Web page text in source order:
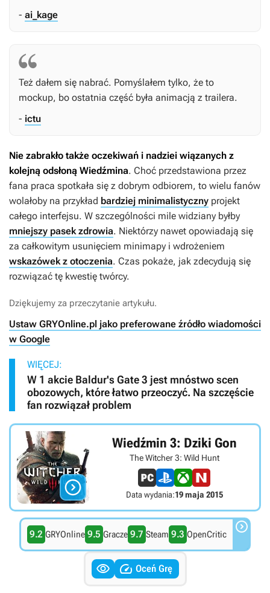
- ai_kage
Też dałem się nabrać. Pomyślałem tylko, że to
mockup, bo ostatnia część była animacją z trailera.
- ictu
Nie zabrakło także oczekiwań i nadziei wiązanych z
kolejną odsłoną Wiedźmina. Choć przedstawiona przez
fana praca spotkała się z dobrym odbiorem, to wielu fanów
wolałoby na przykład bardziej minimalistyczny projekt
całego interfejsu. W szczególności mile widziany byłby
mniejszy pasek zdrowia. Niektórzy nawet opowiadają się
za całkowitym usunięciem minimapy i wdrożeniem
wskazówek z otoczenia. Czas pokaże, jak zdecydują się
rozwiązać tę kwestię twórcy.
Dziękujemy za przeczytanie artykułu.
Ustaw GRYOnline.pl jako preferowane źródło wiadomości
w Google
WIĘCEJ:
W 1 akcie Baldur's Gate 3 jest mnóstwo scen
obozowych, które łatwo przeoczyć. Na szczęście
fan rozwiązał problem

Wiedźmin 3: Dziki Gon
The Witcher 3: Wild Hunt
Data wydania:19 maja 2015
9.2 GRYOnline 9.5 Gracze 9.7 Steam 9.3 OpenCritic 
  Oceń Grę